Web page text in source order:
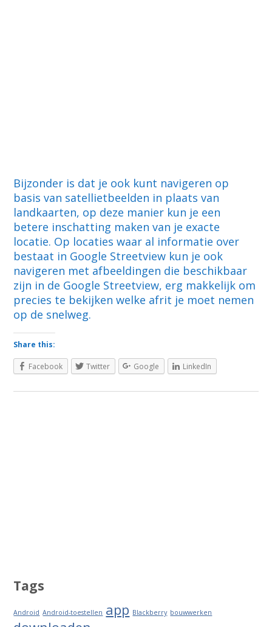
Bijzonder is dat je ook kunt navigeren op
basis van satellietbeelden in plaats van
landkaarten, op deze manier kun je een
betere inschatting maken van je exacte
locatie. Op locaties waar al informatie over
bestaat in Google Streetview kun je ook
navigeren met afbeeldingen die beschikbaar
zijn in de Google Streetview, erg makkelijk om
precies te bekijken welke afrit je moet nemen
op de snelweg.
Share this:
Facebook Twitter Google LinkedIn
Tags
Android Android-toestellen app Blackberry bouwwerken